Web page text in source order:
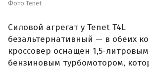
Фото Tenet
Силовой агрегат у Tenet T4L
безальтернативный — в обеих
кроссовер оснащен 1,5-
бензиновым турбомотором,